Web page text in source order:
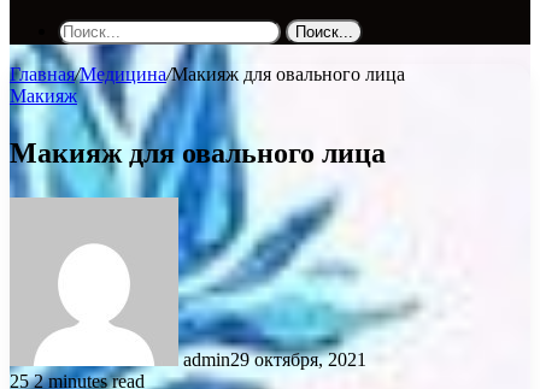
Поиск...
Главная/Медицина/Макияж для овального лица
Макияж
Макияж для овального лица
admin29 октября, 2021
252 minutes read